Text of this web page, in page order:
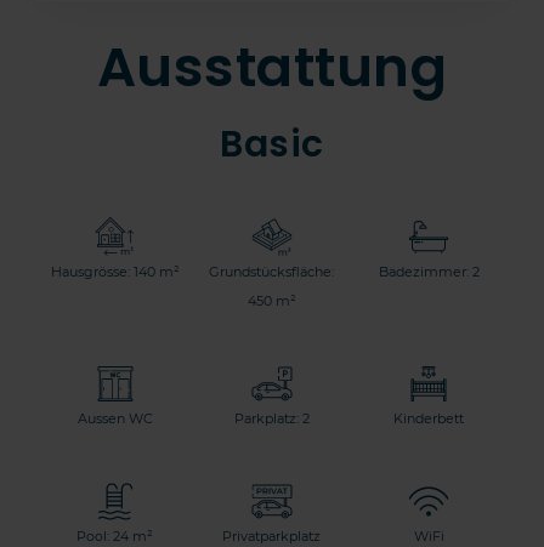
Ausstattung
Basic
Hausgrösse: 140 m²
Grundstücksfläche:
450 m²
Badezimmer: 2
Aussen WC Parkplatz: 2 Kinderbett
Pool: 24 m² Privatparkplatz WiFi